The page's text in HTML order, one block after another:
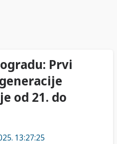
Prvi
od 21. do
13:27:25